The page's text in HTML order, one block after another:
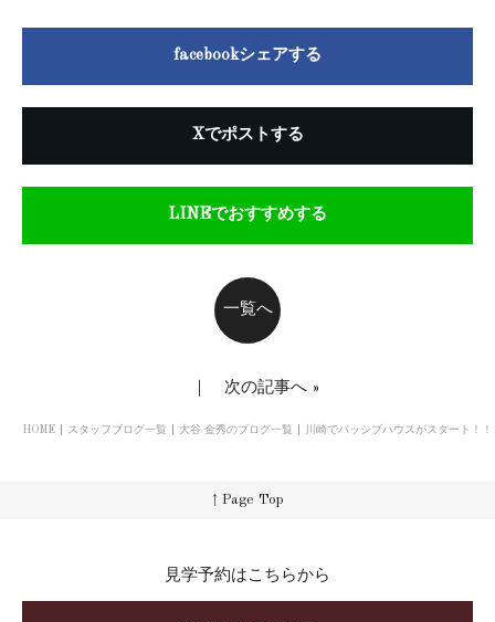
facebookシェアする
Xでポストする
LINEでおすすめする
一覧へ
次の記事へ »
HOME スタッフブログ一覧 大谷 金秀のブログ一覧 川崎でパッシブハウスがスタート！！
↑ Page Top
見学予約はこちらから